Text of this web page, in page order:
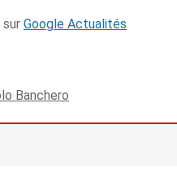
sur Google Actualités
Banchero